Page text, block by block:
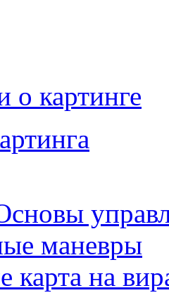
o картинге
маневры
карта на